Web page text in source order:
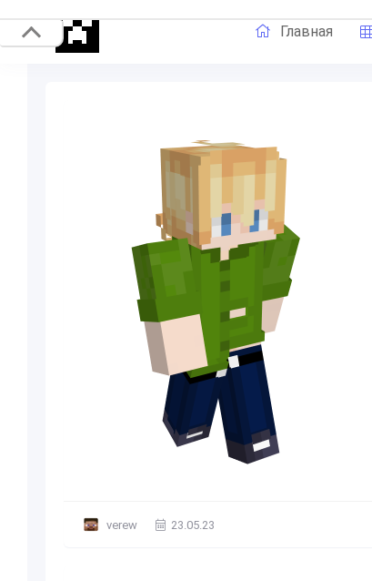
Главная
verew 23.05.23